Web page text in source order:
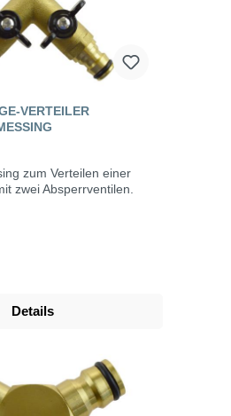
VERTEILER
zum Verteilen einer
zwei Absperrventilen.
Details